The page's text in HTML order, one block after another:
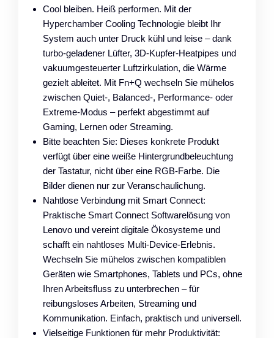
Cool bleiben. Heiß performen. Mit der
Hyperchamber Cooling Technologie bleibt Ihr
System auch unter Druck kühl und leise – dank
turbo-geladener Lüfter, 3D-Kupfer-Heatpipes und
vakuumgesteuerter Luftzirkulation, die Wärme
gezielt ableitet. Mit Fn+Q wechseln Sie mühelos
zwischen Quiet-, Balanced-, Performance- oder
Extreme-Modus – perfekt abgestimmt auf
Gaming, Lernen oder Streaming.
Bitte beachten Sie: Dieses konkrete Produkt
verfügt über eine weiße Hintergrundbeleuchtung
der Tastatur, nicht über eine RGB-Farbe. Die
Bilder dienen nur zur Veranschaulichung.
Nahtlose Verbindung mit Smart Connect:
Praktische Smart Connect Softwarelösung von
Lenovo und vereint digitale Ökosysteme und
schafft ein nahtloses Multi-Device-Erlebnis.
Wechseln Sie mühelos zwischen kompatiblen
Geräten wie Smartphones, Tablets und PCs, ohne
Ihren Arbeitsfluss zu unterbrechen – für
reibungsloses Arbeiten, Streaming und
Kommunikation. Einfach, praktisch und universell.
Vielseitige Funktionen für mehr Produktivität: